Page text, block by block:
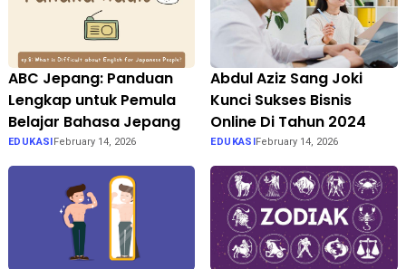
ABC Jepang: Panduan
Lengkap untuk Pemula
Belajar Bahasa Jepang
EDUKASIFebruary 14, 2026
Abdul Aziz Sang Joki
Kunci Sukses Bisnis
Online Di Tahun 2024
EDUKASIFebruary 14, 2026